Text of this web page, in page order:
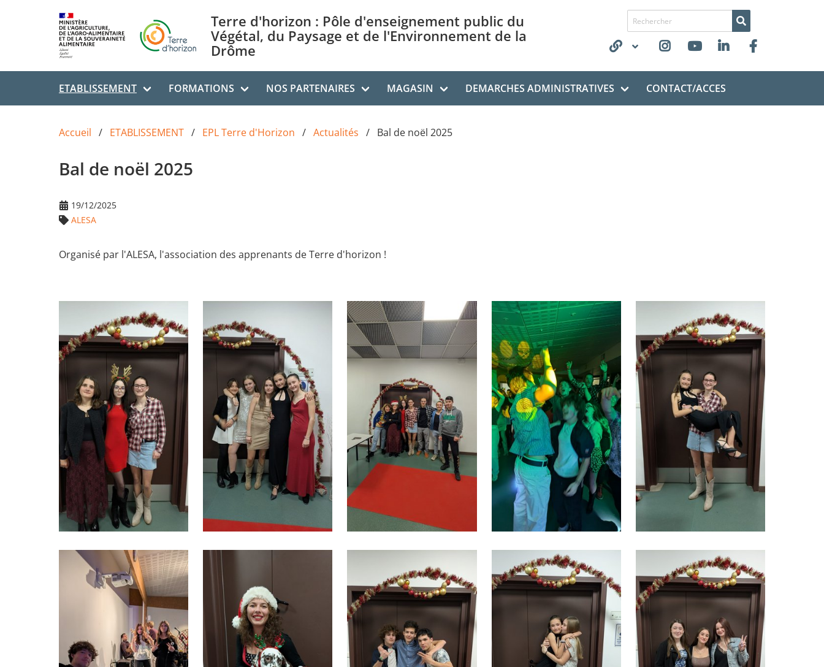
Terre d'horizon : Pôle d'enseignement public du
Végétal, du Paysage et de l'Environnement de la
Drôme
Recherche de
ETABLISSEMENT FORMATIONS NOS PARTENAIRES MAGASIN DEMARCHES ADMINISTRATIVES CONTACT/ACCES
Accueil ETABLISSEMENT EPL Terre d'Horizon Actualités Bal de noël 2025
Bal de noël 2025
19/12/2025
ALESA
Organisé par l'ALESA, l'association des apprenants de Terre d'horizon !